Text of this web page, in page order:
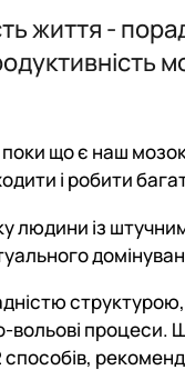
of the
(academic
degree programs
життя -
що є наш
і робити
людини із
вольові